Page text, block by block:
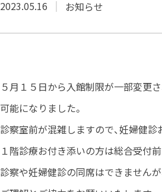
2023.05.16 お知らせ
５月１５日から入館制限が一部変更
可能になりました。
診察室前が混雑しますので、妊婦健
１階診療お付き添いの方は総合受付
診察や妊婦健診の同席はできません